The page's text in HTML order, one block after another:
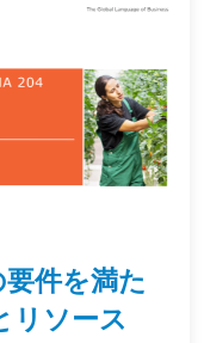
件を満た
リソース